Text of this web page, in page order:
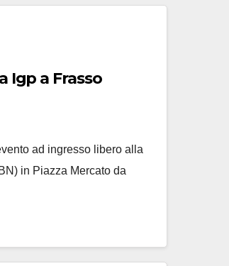
Igp a Frasso
ad ingresso libero alla
in Piazza Mercato da